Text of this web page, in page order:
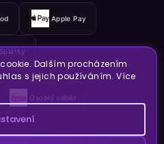
Dalším procházením
s jejich používáním. Více
Apple Pay
Splátky
Osobní odběr